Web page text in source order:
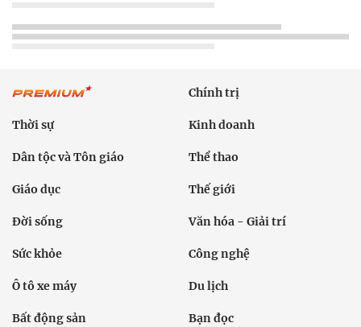
Chính trị
Thời sự Kinh doanh
Dân tộc và Tôn giáo Thể thao
Giáo dục Thế giới
Đời sống Văn hóa - Giải trí
Sức khỏe Công nghệ
Ô tô xe máy Du lịch
Bất động sản Bạn đọc